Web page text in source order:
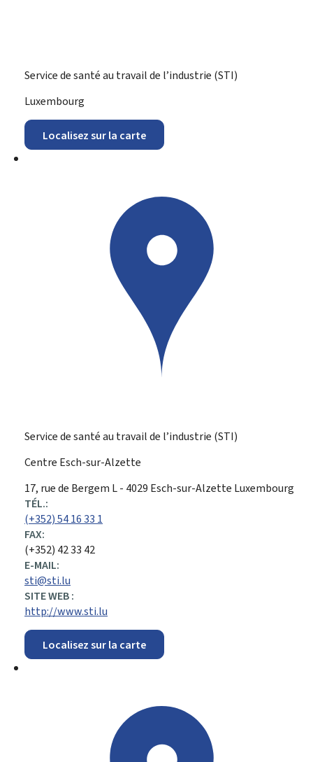
Service de santé au travail de l’industrie (STI)
ADRESSE
Luxembourg
Localisez sur la carte
Service de santé au travail de l’industrie (STI)
Centre Esch-sur-Alzette
ADRESSE
:
17, rue de Bergem L - 4029 Esch-sur-Alzette Luxembourg
TÉL.:
(+352) 54 16 33 1
FAX:
(+352) 42 33 42
E-MAIL:
sti@sti.lu
SITE WEB :
http://www.sti.lu
Localisez sur la carte